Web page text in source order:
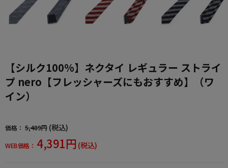
【シルク100%】ネクタイ レギュラー ストライ
プ nero【フレッシャーズにもおすすめ】（ワ
イン）
価格： 5,489円 (税込)
WEB価格： 4,391円 (税込)